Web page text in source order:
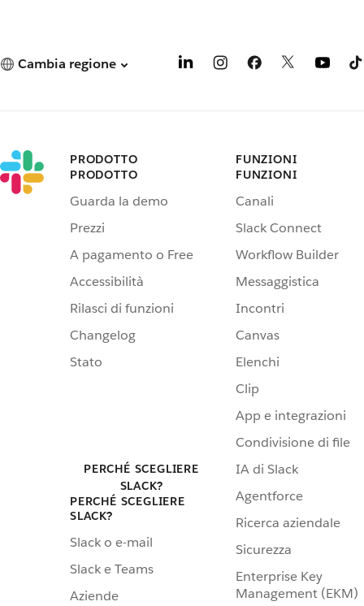
Cambia regione
PRODOTTO
PRODOTTO
Guarda la demo
Prezzi
A pagamento o Free
Accessibilità
Rilasci di funzioni
Changelog
Stato
PERCHÉ SCEGLIERE
SLACK?
PERCHÉ SCEGLIERE
SLACK?
Slack o e-mail
Slack e Teams
Aziende
FUNZIONI
FUNZIONI
Canali
Slack Connect
Workflow Builder
Messaggistica
Incontri
Canvas
Elenchi
Clip
App e integrazioni
Condivisione di file
IA di Slack
Agentforce
Ricerca aziendale
Sicurezza
Enterprise Key
Management (EKM)